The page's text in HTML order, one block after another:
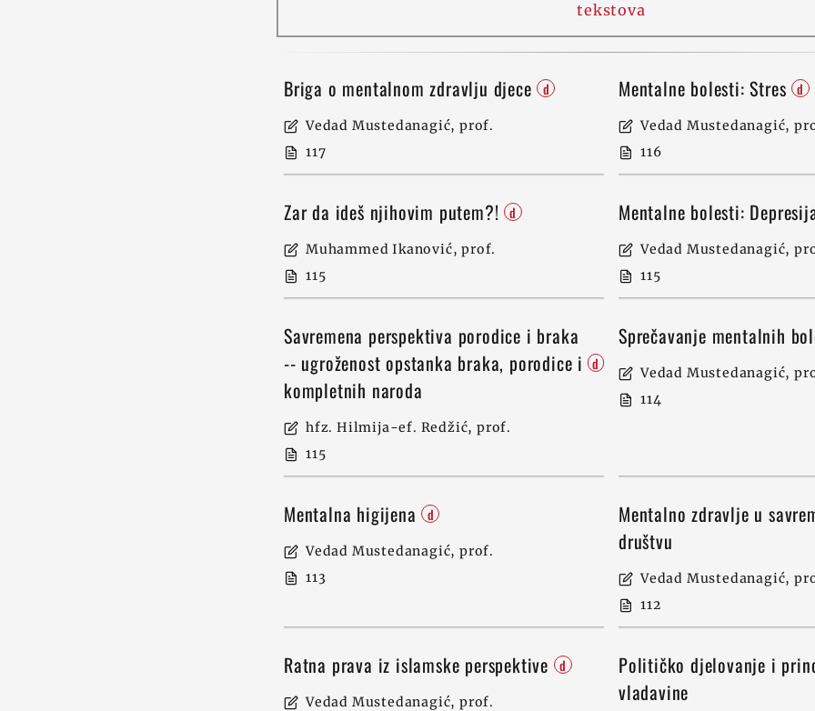
tekstova
Briga o mentalnom zdravlju djece d
Vedad Mustedanagić, prof.
117
Mentalne bolesti: Stres d
Vedad Mustedanagić,
116
Zar da ideš njihovim putem?! d
Muhammed Ikanović, prof.
115
Mentalne bolesti:
Vedad Mustedanagić,
115
Savremena perspektiva porodice i braka
-- ugroženost opstanka braka, porodice i
kompletnih naroda
d
hfz. Hilmija-ef. Redžić, prof.
115
Sprečavanje mentalnih
Vedad Mustedanagić,
114
Mentalna higijena d
Vedad Mustedanagić, prof.
113
Mentalno zdravlje u
društvu
Vedad Mustedanagić,
112
Ratna prava iz islamske perspektive d
Vedad Mustedanagić, prof.
Političko djelovanje i
vladavine